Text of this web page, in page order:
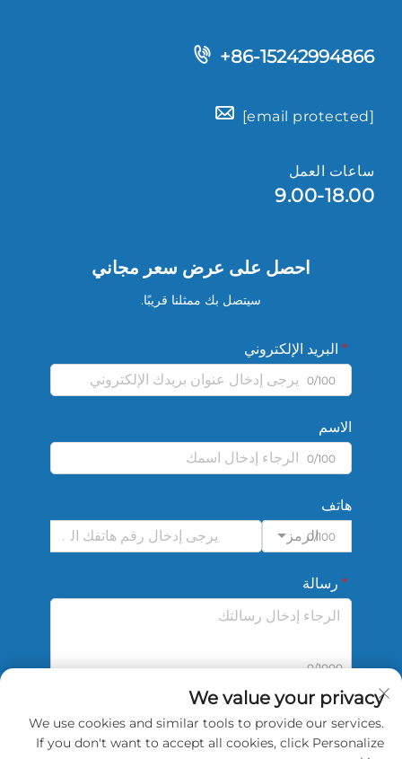
+86-15242994866
[email protected]
ساعات العمل
9.00-18.00
احصل على عرض سعر مجاني
سيتصل بك ممثلنا قريبًا.
البريد الإلكتروني
0/100
الاسم
0/100
هاتف
الرمز0/100
رسالة
0/1000
أرسل
We value your privacy
We use cookies and similar tools to provide our services.
If you don't want to accept all cookies, click Personalize